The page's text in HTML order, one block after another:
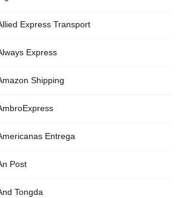
Express Transport
Express
Shipping
Entrega
Post
Tongda